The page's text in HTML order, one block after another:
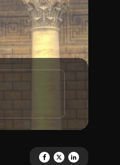
Partagez 'Dimanche en
Partagez 'Dimanche en
Partagez